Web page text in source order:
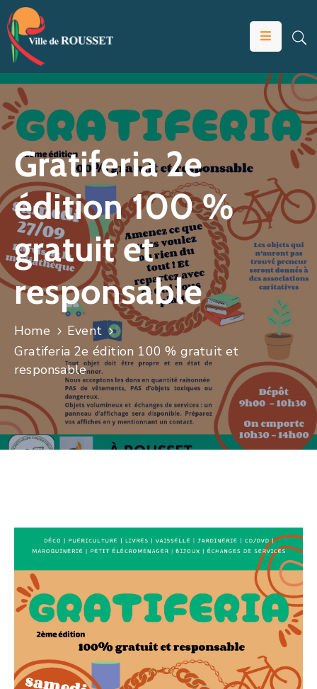
VOTRE
VIVRE
À
ROUSSET
ÉDUCATION
ET
JEUNESSE
SOLIDARITÉS
ÉCONOMIE
ANIMATION
CULTURE
SPORTS
Gratiferia 2e
édition 100 %
gratuit et
responsable
Home
Event
Gratiferia 2e édition 100 % gratuit et
responsable